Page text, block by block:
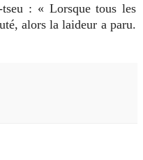
: « Lorsque tous les
alors la laideur a paru.